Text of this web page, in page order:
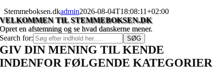
Stemmeboksen.dkadmin2026-08-04T18:08:11+02:00
VELKOMMEN TIL STEMMEBOKSEN.DK
Opret en afstemning og se hvad danskerne mener.
Search for:
GIV DIN MENING TIL KENDE
INDENFOR FØLGENDE KATEGORIER